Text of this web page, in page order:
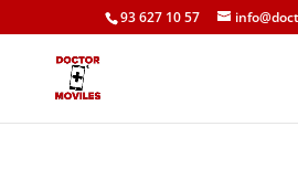
93 627 10 57